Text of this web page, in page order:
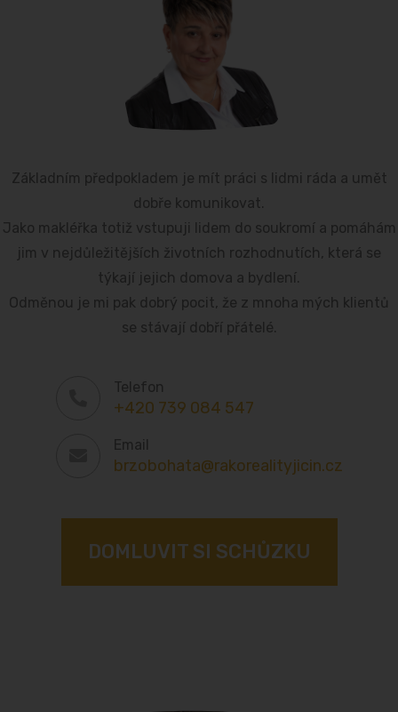
Základním předpokladem je mít práci s lidmi ráda a umět
dobře komunikovat.
Jako makléřka totiž vstupuji lidem do soukromí a pomáhám
jim v nejdůležitějších životních rozhodnutích, která se
týkají jejich domova a bydlení.
Odměnou je mi pak dobrý pocit, že z mnoha mých klientů
se stávají dobří přátelé.
Telefon
+420 739 084 547
Email
brzobohata@rakorealityjicin.cz
DOMLUVIT SI SCHŮZKU